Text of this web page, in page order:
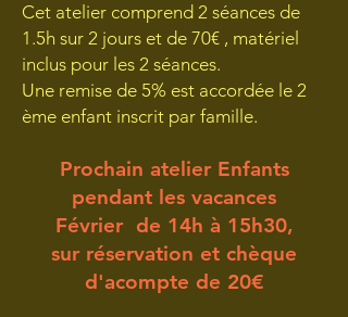
Cet atelier comprend 2 séances de
1.5h sur 2 jours et de 70€ , matériel
inclus pour les 2 séances.
Une remise de 5% est accordée le 2
ème enfant inscrit par famille.
Prochain atelier Enfants
pendant les vacances
Février de 14h à 15h30,
sur réservation et chèque
d'acompte de 20€